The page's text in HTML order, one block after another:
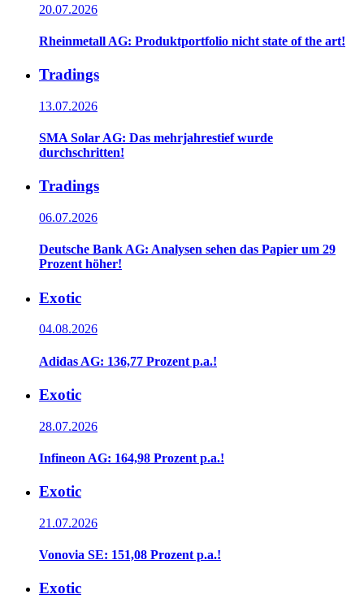
20.07.2026
Rheinmetall AG: Produktportfolio nicht state of the art!
Tradings
13.07.2026
SMA Solar AG: Das mehrjahrestief wurde
durchschritten!
Tradings
06.07.2026
Deutsche Bank AG: Analysen sehen das Papier um 29
Prozent höher!
Exotic
04.08.2026
Adidas AG: 136,77 Prozent p.a.!
Exotic
28.07.2026
Infineon AG: 164,98 Prozent p.a.!
Exotic
21.07.2026
Vonovia SE: 151,08 Prozent p.a.!
Exotic